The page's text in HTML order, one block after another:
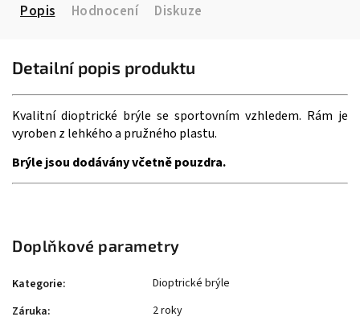
Popis Hodnocení Diskuze
Detailní popis produktu
Kvalitní dioptrické brýle se sportovním vzhledem. Rám je
vyroben z lehkého a pružného plastu.
Brýle jsou dodávány včetně pouzdra.
Doplňkové parametry
Kategorie:
Dioptrické brýle
Záruka:
2 roky